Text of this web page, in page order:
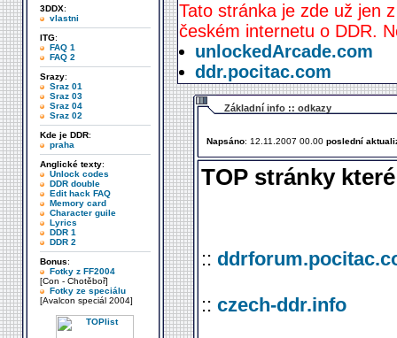
3DDX:
vlastni
ITG:
FAQ 1
FAQ 2
Srazy:
Sraz 01
Sraz 03
Sraz 04
Sraz 02
Kde je DDR:
praha
Anglické texty:
Unlock codes
DDR double
Edit hack FAQ
Memory card
Character guile
Lyrics
DDR 1
DDR 2
Bonus:
Fotky z FF2004
[Con - Chotěboř]
Fotky ze speciálu
[Avalcon speciál 2004]
Tato stránka je zde už jen
českém internetu o DDR.
unlockedArcade.com
ddr.pocitac.com
Základní info :: odkazy
Napsáno: 12.11.2007 00.00 poslední
TOP stránky
::
:: czech-ddr.info